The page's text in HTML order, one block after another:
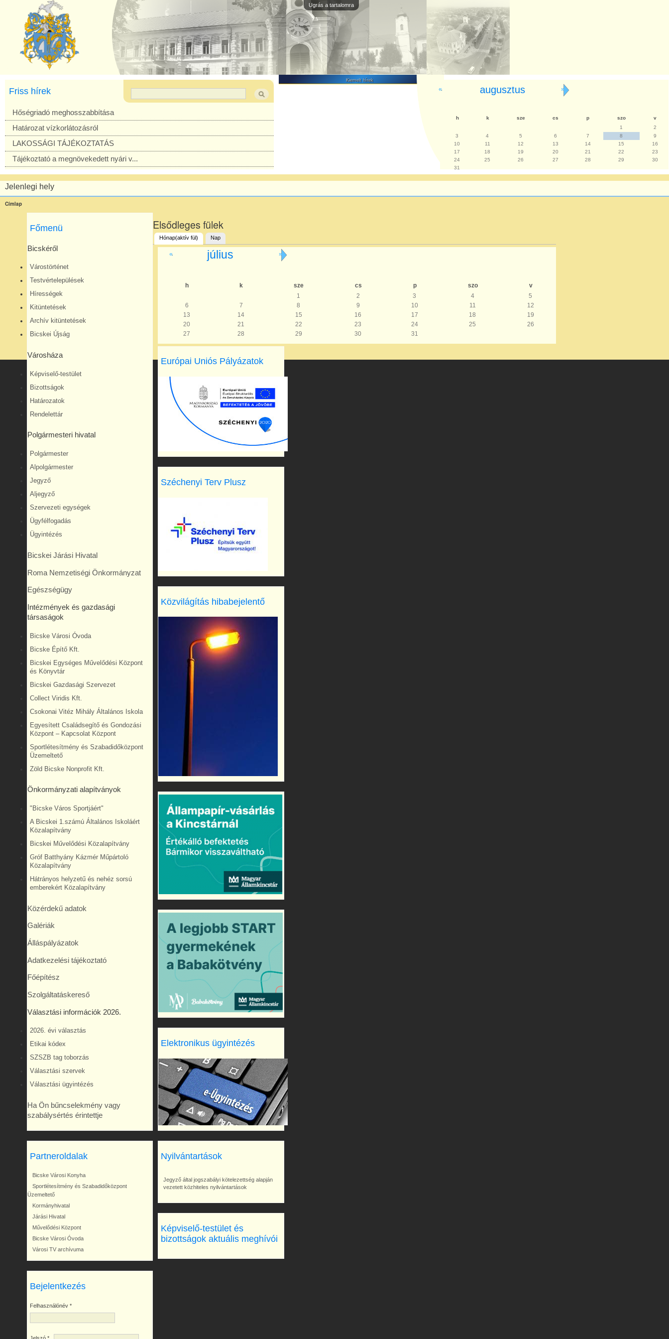
Ugrás a tartalomra
Friss hírek
Hőségriadó meghosszabbítása
Határozat vízkorlátozásról
LAKOSSÁGI TÁJÉKOZTATÁS
Tájékoztató a megnövekedett nyári v...
Kiemelt hírek
augusztus
« »
h k sze cs p szo
v
1
2
3
4 5 6 7 8
9
10
11 12 13 14 15
16
17
18 19 20 21 22
23
24
25 26 27 28 29
30
31
Jelenlegi hely
Címlap
Főmenü
Bicskéről
Várostörténet
Testvértelepülések
Hírességek
Kitüntetések
Archív kitüntetések
Bicskei Újság
Városháza
Képviselő-testület
Bizottságok
Határozatok
Rendelettár
Polgármesteri hivatal
Polgármester
Alpolgármester
Jegyző
Aljegyző
Szervezeti egységek
Ügyfélfogadás
Ügyintézés
Bicskei Járási Hivatal
Roma Nemzetiségi Önkormányzat
Egészségügy
Intézmények és gazdasági
társaságok
Bicske Városi Óvoda
Bicske Építő Kft.
Bicskei Egységes Művelődési Központ
és Könyvtár
Bicskei Gazdasági Szervezet
Collect Viridis Kft.
Csokonai Vitéz Mihály Általános Iskola
Egyesített Családsegítő és Gondozási
Központ – Kapcsolat Központ
Sportlétesítmény és Szabadidőközpont
Üzemeltető
Zöld Bicske Nonprofit Kft.
Önkormányzati alapítványok
"Bicske Város Sportjáért"
A Bicskei 1.számú Általános Iskoláért
Közalapítvány
Bicskei Művelődési Közalapítvány
Gróf Batthyány Kázmér Műpártoló
Közalapítvány
Hátrányos helyzetű és nehéz sorsú
emberekért Közalapítvány
Közérdekű adatok
Galériák
Álláspályázatok
Adatkezelési tájékoztató
Főépítész
Szolgáltatáskereső
Választási információk 2026.
2026. évi választás
Etikai kódex
SZSZB tag toborzás
Választási szervek
Választási ügyintézés
Ha Ön bűncselekmény vagy
szabálysértés érintettje
Partneroldalak
Bicske Városi Konyha
Sportlétesítmény és Szabadidőközpont
Üzemeltető
Kormányhivatal
Járási Hivatal
Művelődési Központ
Bicske Városi Óvoda
Városi TV archívuma
Bejelentkezés
Felhasználónév *
Elsődleges fülek
Hónap(aktív fül) Nap
július
« »
h k sze cs p szo
v
1
2 3 4
5
6
7 8 9 10 11
12
13
14 15 16 17 18
19
20
21 22 23 24 25
26
27
28 29 30 31
Európai Uniós Pályázatok
Széchenyi Terv Plusz
Közvilágítás hibabejelentő
Elektronikus ügyintézés
Nyilvántartások
Jegyző által jogszabályi kötelezettség alapján
vezetett közhiteles nyilvántartások
Képviselő-testület és
bizottságok aktuális meghívói